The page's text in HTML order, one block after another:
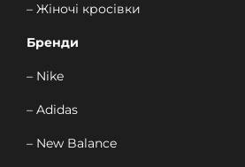
– Жіночі кросівки
Бренди
– Nike
– Adidas
– New Balance